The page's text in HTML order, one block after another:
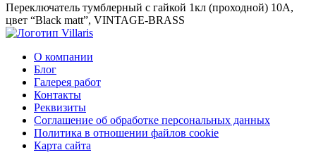
Переключатель тумблерный с гайкой 1кл (проходной) 10А,
цвет “Black matt”, VINTAGE-BRASS
О компании
Блог
Галерея работ
Контакты
Реквизиты
Соглашение об обработке персональных данных
Политика в отношении файлов cookie
Карта сайта